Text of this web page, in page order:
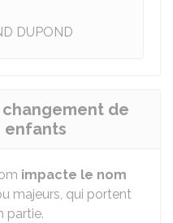
DUPOND
de
enfants
impacte le nom
majeurs, qui portent
partie.